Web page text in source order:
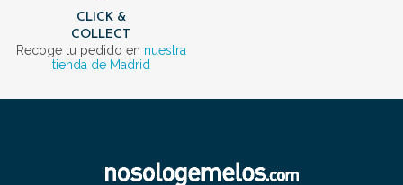
CLICK &
COLLECT
Recoge tu pedido en nuestra
tienda de Madrid